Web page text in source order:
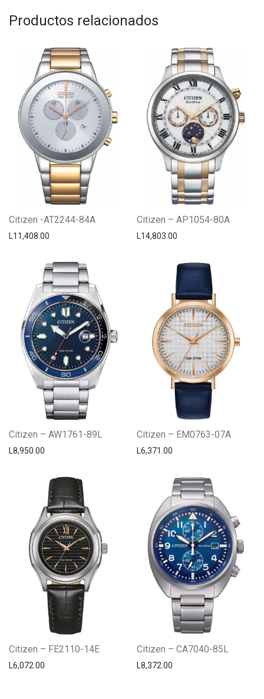
Productos relacionados
Citizen -AT2244-84A
L11,408.00
Citizen – AP1054-80A
L14,803.00
Citizen – AW1761-89L
L8,950.00
Citizen – EM0763-07A
L6,371.00
Citizen – FE2110-14E
L6,072.00
Citizen – CA7040-85L
L8,372.00